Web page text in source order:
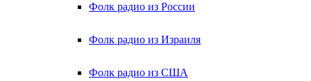
Фолк радио из России
Фолк радио из Израиля
Фолк радио из США